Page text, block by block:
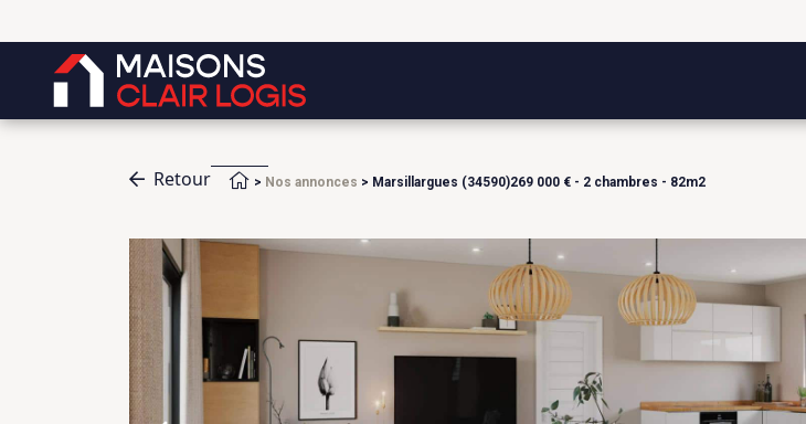
Retour Accueil
> Nos annonces > Marsillargues (34590)269 000 € - 2 chambres - 82m2